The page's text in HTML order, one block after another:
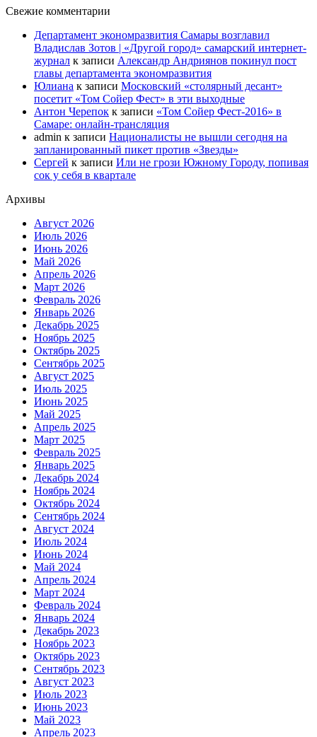
Свежие комментарии
Департамент экономразвития Самары возглавил
Владислав Зотов | «Другой город» самарский интернет-
журнал к записи Александр Андриянов покинул пост
главы департамента экономразвития
Юлиана к записи Московский «столярный десант»
посетит «Том Сойер Фест» в эти выходные
Антон Черепок к записи «Том Сойер Фест-2016» в
Самаре: онлайн-трансляция
admin к записи Националисты не вышли сегодня на
запланированный пикет против «Звезды»
Сергей к записи Или не грози Южному Городу, попивая
сок у себя в квартале
Архивы
Август 2026
Июль 2026
Июнь 2026
Май 2026
Апрель 2026
Март 2026
Февраль 2026
Январь 2026
Декабрь 2025
Ноябрь 2025
Октябрь 2025
Сентябрь 2025
Август 2025
Июль 2025
Июнь 2025
Май 2025
Апрель 2025
Март 2025
Февраль 2025
Январь 2025
Декабрь 2024
Ноябрь 2024
Октябрь 2024
Сентябрь 2024
Август 2024
Июль 2024
Июнь 2024
Май 2024
Апрель 2024
Март 2024
Февраль 2024
Январь 2024
Декабрь 2023
Ноябрь 2023
Октябрь 2023
Сентябрь 2023
Август 2023
Июль 2023
Июнь 2023
Май 2023
Апрель 2023